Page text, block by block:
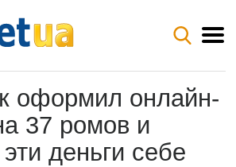
оформил онлайн-
37 ромов и
деньги себе